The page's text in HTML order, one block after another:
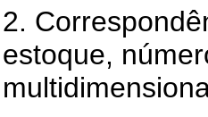
2.
estoque,